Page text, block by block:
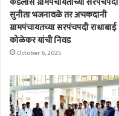
सुनीता भजनावळे तर अचकदानी
ग्रामपंचायतच्या सरपंचपदी राधाबाई
कोळेकर यांची निवड
October 6, 2025